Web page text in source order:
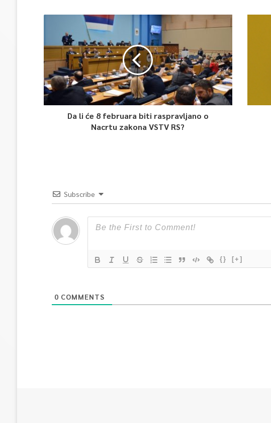
Da li će 8 februara biti raspravljano o
Nacrtu zakona VSTV RS?
Subscribe
{} [+]
0 COMMENTS